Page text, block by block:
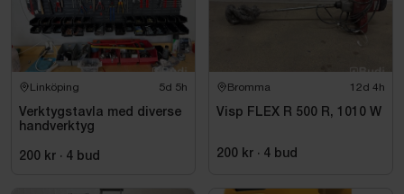
Linköping 5d 5h
Verktygstavla med diverse
handverktyg
200 kr · 4 bud
Bromma 12d 4h
Visp FLEX R 500 R, 1010 W
200 kr · 4 bud